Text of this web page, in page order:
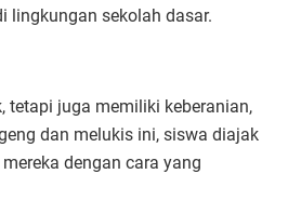
lingkungan sekolah dasar.
tetapi juga memiliki keberanian,
dan melukis ini, siswa diajak
dengan cara yang